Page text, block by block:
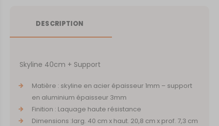
DESCRIPTION
Skyline 40cm + Support
Matière : skyline en acier épaisseur 1mm – support
en aluminium épaisseur 3mm
Finition : Laquage haute résistance
Dimensions :larg. 40 cm x haut. 20,8 cm x prof. 7,3 cm